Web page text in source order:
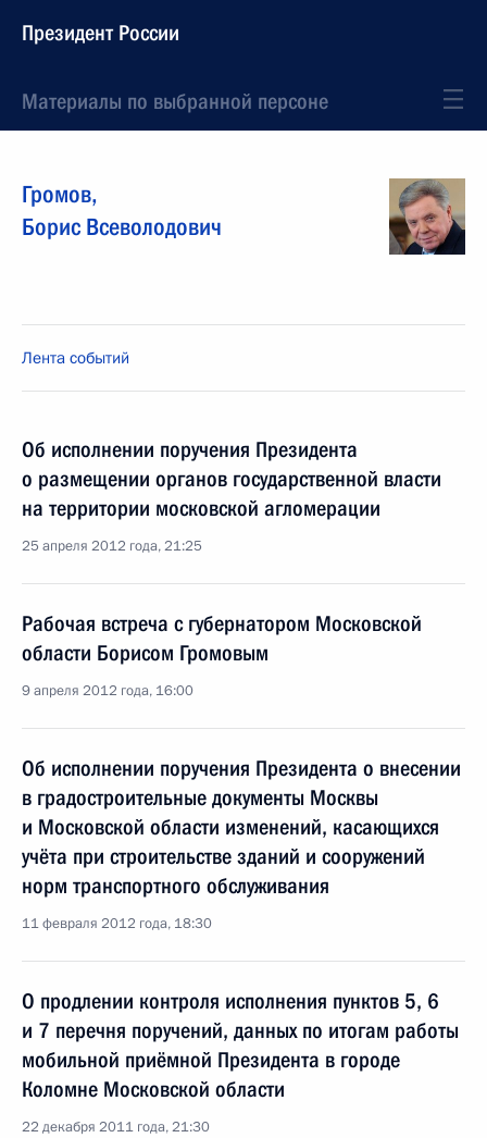
Президент России
Материалы по выбранной персоне
Громов,
Борис Всеволодович
Лента событий
Об исполнении поручения Президента
о размещении органов государственной власти
на территории московской агломерации
25 апреля 2012 года, 21:25
Рабочая встреча с губернатором Московской
области Борисом Громовым
9 апреля 2012 года, 16:00
Об исполнении поручения Президента о внесении
в градостроительные документы Москвы
и Московской области изменений, касающихся
учёта при строительстве зданий и сооружений
норм транспортного обслуживания
11 февраля 2012 года, 18:30
О продлении контроля исполнения пунктов 5, 6
и 7 перечня поручений, данных по итогам работы
мобильной приёмной Президента в городе
Коломне Московской области
22 декабря 2011 года, 21:30